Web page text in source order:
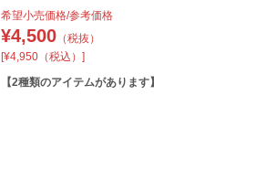
希望小売価格/参考価格
¥4,500（税抜）
[¥4,950（税込）]
【2種類のアイテムがあります】